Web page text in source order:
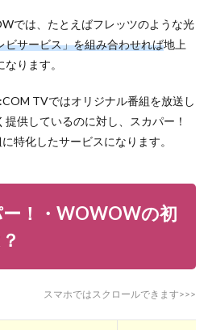
では、たとえばフレッツのような光
ビサービス」を組み合わせれば地上
ります。
TVではオリジナル番組を放送し
供しているのに対し、スカパー！
特化したサービスになります。
！・WOWOWの初
スマホではスクロールできます>>>